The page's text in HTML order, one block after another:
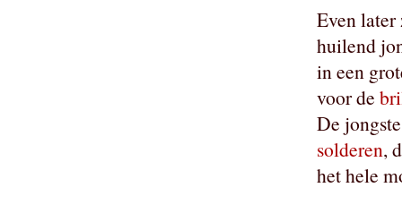
Even
huilend
in een
voor de
De
solderen,
het hele